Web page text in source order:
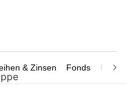
& Zinsen Fonds